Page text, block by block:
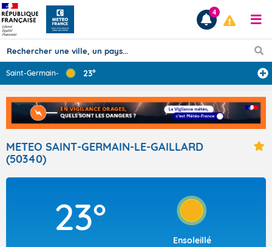
Prévisions
TOUS LES RÉSULTATS
4
Saint-Germain-l ... 23°
METEO SAINT-GERMAIN-LE-GAILLARD
(50340)
23°
Ensoleillé